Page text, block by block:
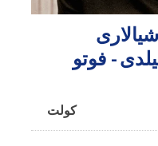
- فوتو
کولت